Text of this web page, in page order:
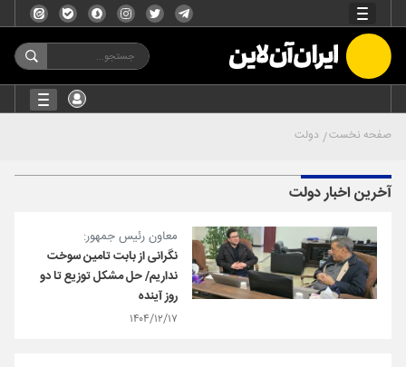
صفحه نخست دولت
آخرین اخبار دولت
معاون رئیس جمهور:
نگرانی از بابت تامین سوخت
نداریم/ حل مشکل توزیع تا دو
روز آینده
۱۴۰۴/۱۲/۱۷